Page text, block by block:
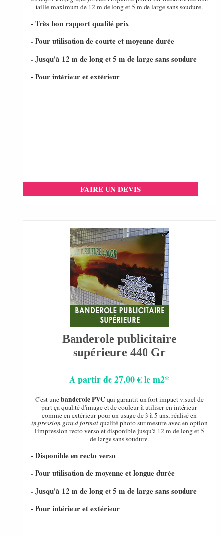
taille maximum de 12 m de long et 5 m de large sans soudure.
- Très bon rapport qualité prix
- Pour utilisation de courte et moyenne durée
- Jusqu'à 12 m de long et 5 m de large sans soudure
- Pour intérieur et extérieur
FAIRE UN DEVIS
Banderole publicitaire
supérieure 440 Gr
A partir de 27,00 € le m2*
C'est unebanderole PVC qui garantit un fort impact visuel de
part ça qualité d'image et de couleur à utiliser en intérieur
comme en extérieur pour un usage de 3 à 5 ans, réalisé en
impression grand formatqualité photo sur mesure avec en option
l'impression recto verso et disponible jusqu'à 12 m de long et 5
de large sans soudure.
- Disponible en recto verso
- Pour utilisation de moyenne et longue durée
- Jusqu'à 12 m de long et 5 m de large sans soudure
- Pour intérieur et extérieur